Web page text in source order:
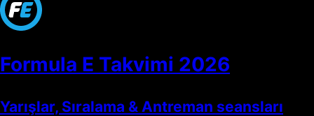
Formula E Takvimi 2026
Yarışlar, Sıralama & Antreman seansları